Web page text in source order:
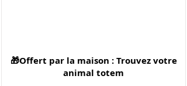
🎁Offert par la maison : Trouvez votre
animal totem